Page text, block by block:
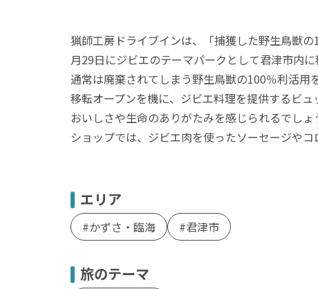
猟師工房ドライブインは、「捕獲した野生鳥獣
月29日にジビエのテーマパークとして君津市内に
通常は廃棄されてしまう野生鳥獣の100％利活用
移転オープンを機に、ジビエ料理を提供するビ
おいしさや生命のありがたみを感じられるでしょ
ショップでは、ジビエ肉を使ったソーセージや
エリア
かずさ・臨海 君津市
旅のテーマ